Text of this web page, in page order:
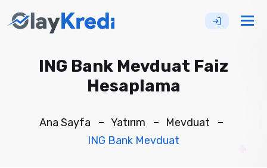
ING Bank Mevduat Faiz
Hesaplama
Ana Sayfa Yatırım
Mevduat
ING Bank Mevduat